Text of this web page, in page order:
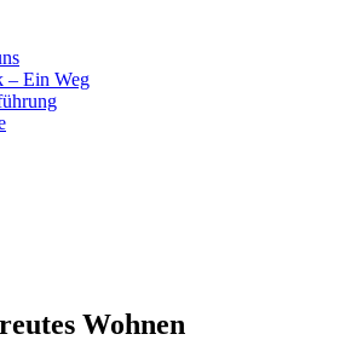
– Ein Weg
Wohnen